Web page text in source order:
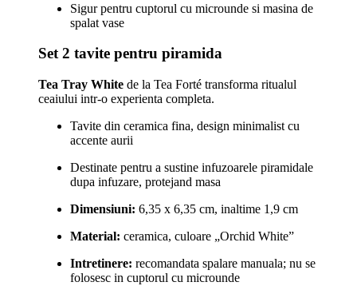
Sigur pentru cuptorul cu microunde si masina de
spalat vase
Set 2 tavite pentru piramida
Tea Tray White de la Tea Forté transforma ritualul
ceaiului intr-o experienta completa.
Tavite din ceramica fina, design minimalist cu
accente aurii
Destinate pentru a sustine infuzoarele piramidale
dupa infuzare, protejand masa
Dimensiuni: 6,35 x 6,35 cm, inaltime 1,9 cm
Material: ceramica, culoare „Orchid White”
Intretinere: recomandata spalare manuala; nu se
folosesc in cuptorul cu microunde